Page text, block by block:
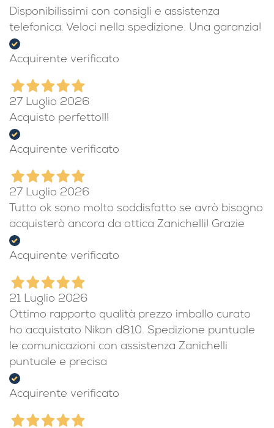
Disponibilissimi con consigli e assistenza
telefonica. Veloci nella spedizione. Una garanzia!
Acquirente verificato
27 Luglio 2026
Acquisto perfetto!!!
Acquirente verificato
27 Luglio 2026
Tutto ok sono molto soddisfatto se avrò bisogno
acquisterò ancora da ottica Zanichelli! Grazie
Acquirente verificato
21 Luglio 2026
Ottimo rapporto qualità prezzo imballo curato
ho acquistato Nikon d810. Spedizione puntuale
le comunicazioni con assistenza Zanichelli
puntuale e precisa
Acquirente verificato